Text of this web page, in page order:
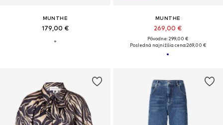
MUNTHE
179,00 €
MUNTHE
269,00 €
Pôvodne: 299,00 €
Posledná najnižšia cena:269,00 €